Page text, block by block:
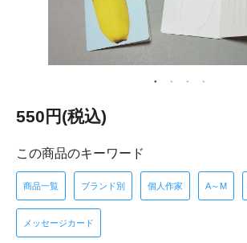
550円(税込)
この商品のキーワード
商品一覧 ブランド別 個人作家 A～M
メッセージカード